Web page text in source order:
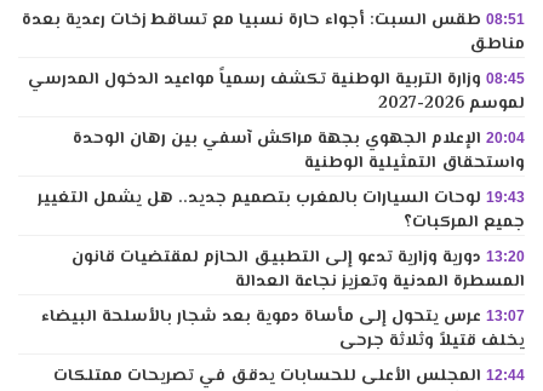
08:51 طقس السبت: أجواء حارة نسبيا مع تساقط زخات رعدية بعدة
مناطق
08:45 وزارة التربية الوطنية تكشف رسمياً مواعيد الدخول المدرسي
لموسم 2026-2027
20:04 الإعلام الجهوي بجهة مراكش آسفي بين رهان الوحدة
واستحقاق التمثيلية الوطنية
19:43 لوحات السيارات بالمغرب بتصميم جديد.. هل يشمل التغيير
جميع المركبات؟
13:20 دورية وزارية تدعو إلى التطبيق الحازم لمقتضيات قانون
المسطرة المدنية وتعزيز نجاعة العدالة
13:07 عرس يتحول إلى مأساة دموية بعد شجار بالأسلحة البيضاء
يخلف قتيلاً وثلاثة جرحى
12:44 المجلس الأعلى للحسابات يدقق في تصريحات ممتلكات